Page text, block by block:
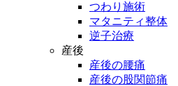
つわり施術
マタニティ整体
逆子治療
産後
産後の腰痛
産後の股関節痛